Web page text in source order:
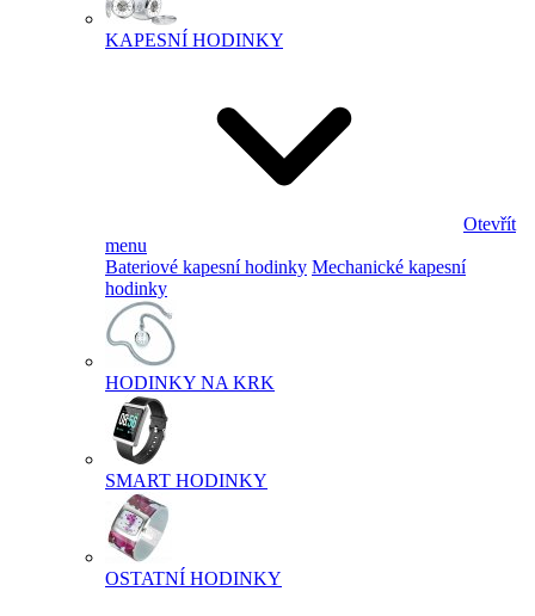
KAPESNÍ HODINKY
Otevřít
menu
Bateriové kapesní hodinky Mechanické kapesní
hodinky
HODINKY NA KRK
SMART HODINKY
OSTATNÍ HODINKY